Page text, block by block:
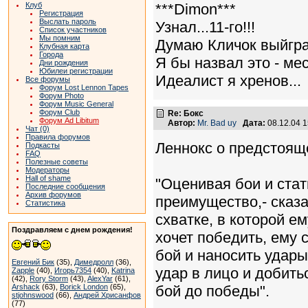
Клуб
Регистрация
Выслать пароль
Список участников
Мы помним
Клубная карта
Города
Дни рождения
Юбилеи регистрации
Все форумы
Форум Lost Lennon Tapes
Форум Photo
Форум Music General
Форум Club
Форум Ad Libitum
Чат (0)
Правила форумов
Подкасты
FAQ
Полезные советы
Модераторы
Hall of shame
Последние сообщения
Архив форумов
Статистика
Поздравляем с днем рождения!
Евгений Бик (35), Димедролл (36),
Zapple (40), Игорь7354 (40), Katrina
(42), Rory Storm (43), AlexYar (61),
Arshack (63), Borick London (65),
stjohnswood (66), Андрей Хрисанфов
(77)
***Dimon***
Узнал...11-го!!!
Думаю Кличок
Я бы назвал это -
Идеалист я хренов...
Re: Бокс
Автор: Mr. Bad uy Дата: 08.12.04
Леннокс о
"Оценивая бои и
преимущество,-
схватке, в которой
хочет победить, ему
бой и наносить
удар в лицо и
бой до победы".